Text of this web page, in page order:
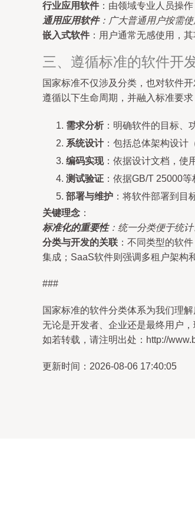
行业应用软件 ：由领域专业人员操
通用应用软件：广大普通用户按需
嵌入式软件 ：用户通常无感使用，
三、遵循标准的软件开
国家标准不仅涉及分类，也对软件
遵循以下生命周期，并融入标准要求
需求分析 ：明确软件的目标、
系统设计：包括总体架构设计
编码实现：依据设计文档，使
测试验证 ：依据GB/T 25000
部署与维护 ：将软件部署到目
关键理念 ：
标准化的重要性：统一分类便于统
分类与开发的关联 ：不同类型的软
集成；SaaS软件则强调多租户架构
###
国家标准的软件分类体系为我们理
无论是开发者、企业还是最终用户
如若转载，请注明出处：http://
更新时间：2026-08-06 17:40:05